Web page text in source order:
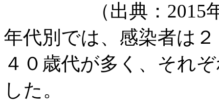
（出典：
年代別では、感染者は
４０歳代が多く、それ
した。